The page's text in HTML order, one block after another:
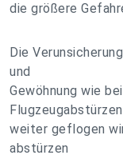
die größere
Die
und
Gewöhnung wie
Flugzeugabstürzen
weiter geflogen
abstürzen